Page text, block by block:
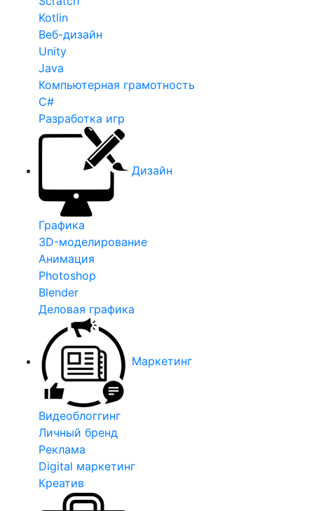
Kotlin
Веб-дизайн
Unity
Java
Компьютерная грамотность
C#
Разработка игр
Дизайн
Графика
3D-моделирование
Анимация
Photoshop
Blender
Деловая графика
Маркетинг
Видеоблоггинг
Личный бренд
Реклама
Digital маркетинг
Креатив